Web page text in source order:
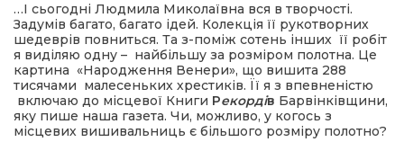
…І сьогодні Людмила Миколаївна вся в творчості.
Задумів багато, багато ідей. Колекція її рукотворних
шедеврів повниться. Та з-поміж сотень інших її робіт
я виділяю одну – найбільшу за розміром полотна. Це
картина «Народження Венери», що вишита 288
тисячами малесеньких хрестиків. Її я з впевненістю
включаю до місцевої Книги Рекордів Барвінківщини,
яку пише наша газета. Чи, можливо, у когось з
місцевих вишивальниць є більшого розміру полотно?